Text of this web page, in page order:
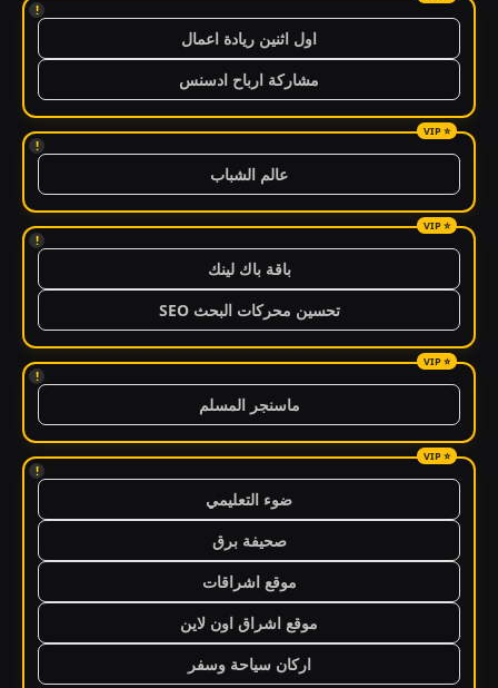
!
اول اثنين ريادة اعمال
مشاركة ارباح ادسنس
!
عالم الشباب
!
باقة باك لينك
تحسين محركات البحث SEO
!
ماسنجر المسلم
!
ضوء التعليمي
صحيفة برق
موقع اشراقات
موقع اشراق اون لاين
اركان سياحة وسفر